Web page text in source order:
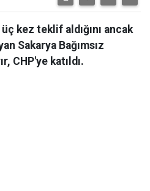
kez teklif aldığını ancak
Sakarya Bağımsız
CHP'ye katıldı.